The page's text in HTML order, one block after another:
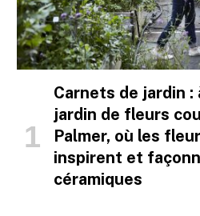
Carnets de jardin :
jardin de fleurs
Palmer, où les
inspirent et
céramiques